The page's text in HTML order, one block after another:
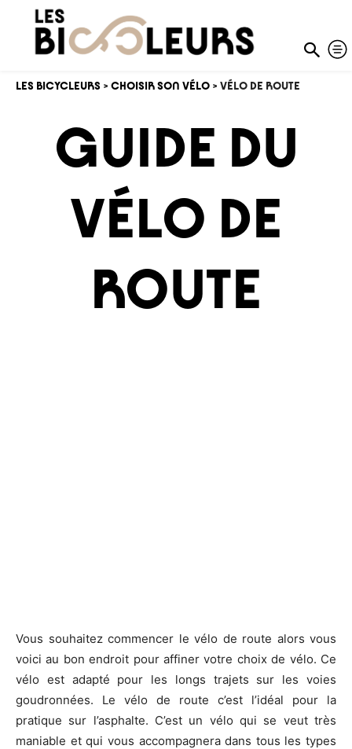
LES BICYCLEURS > CHOISIR SON VÉLO > VÉLO DE ROUTE
GUIDE DU
VÉLO DE
ROUTE
Vous souhaitez commencer le vélo de route alors vous
voici au bon endroit pour affiner votre choix de vélo. Ce
vélo est adapté pour les longs trajets sur les voies
goudronnées. Le vélo de route c’est l’idéal pour la
pratique sur l’asphalte. C’est un vélo qui se veut très
maniable et qui vous accompagnera dans tous les types